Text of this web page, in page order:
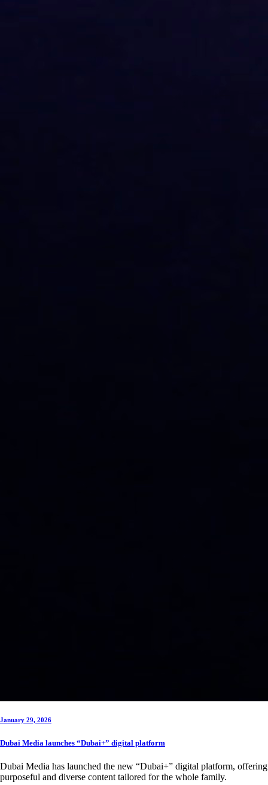
January 29, 2026
Dubai Media launches “Dubai+” digital platform
Dubai Media has launched the new “Dubai+” digital platform, offering
purposeful and diverse content tailored for the whole family.